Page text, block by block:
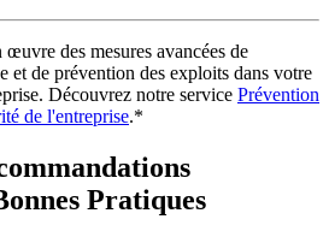
des mesures avancées de
et de prévention des exploits dans votre
Découvrez notre service Prévention
de l'entreprise.*
Pratiques